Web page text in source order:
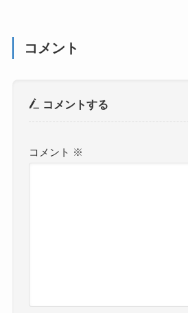
コメント
コメントする
コメント ※